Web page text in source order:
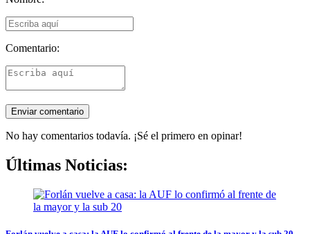
Comentario:
No hay comentarios todavía. ¡Sé el primero en opinar!
Últimas Noticias: